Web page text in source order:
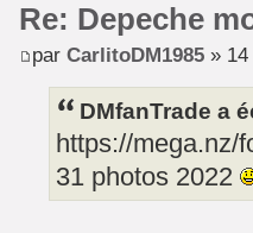
Re: Depeche
par CarlitoDM1985» 14
DMfanTrade a
https://mega.nz/
31 photos 2022